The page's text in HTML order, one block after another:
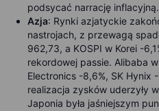
podsycać narrację inflacyjną.
Azja: Rynki azjatyckie
nastrojach, z przewagą
962,73, a KOSPI w Korei -
rekordowej passie. Alibaba
Electronics -8,6%, SK Hynix
realizacja zysków uderzyły
Japonia była jaśniejszym